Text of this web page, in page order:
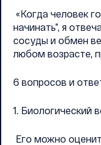
«Когда человек
начинать”, я
сосуды и обмен
любом возрасте,
6 вопросов и
1. Биологический
Его можно